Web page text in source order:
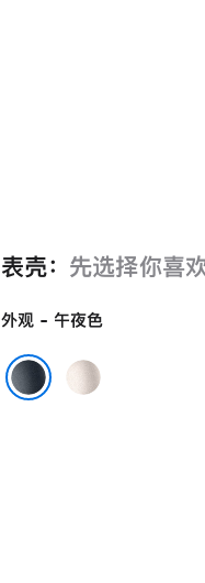
表壳： 先选择你喜
外观 - 午夜色
星